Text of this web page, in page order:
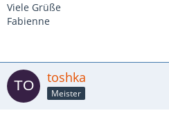
Viele Grüße
Fabienne
toshka
Meister